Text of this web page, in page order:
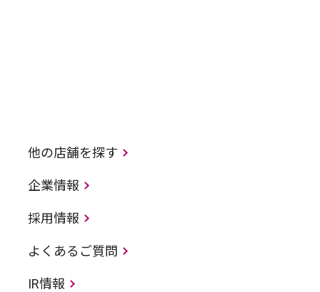
他の店舗を探す
企業情報
採用情報
よくあるご質問
IR情報